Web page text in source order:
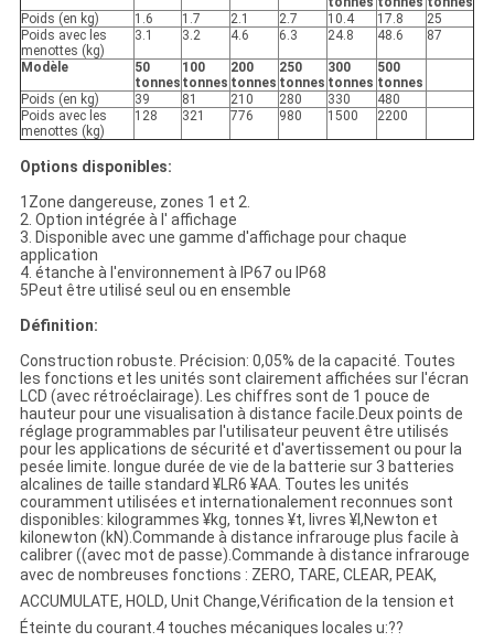
Poids (en kg)
1.6 1.7 2.1 2.7 10.4 17.8
25
Poids avec les
menottes (kg)
3.1 3.2 4.6 6.3 24.8 48.6 87
Modèle
50
tonnes
100
tonnes
200
tonnes
250
tonnes
300
tonnes
500
tonnes
Poids (en kg)
39 81 210 280 330
480
Poids avec les
menottes (kg)
128 321 776 980 1500 2200
Options disponibles:
1Zone dangereuse, zones 1 et 2.
2. Option intégrée à l' affichage
3. Disponible avec une gamme d'affichage pour chaque
application
4. étanche à l'environnement à IP67 ou IP68
5Peut être utilisé seul ou en ensemble
Définition:
Construction robuste. Précision: 0,05% de la capacité. Toutes
les fonctions et les unités sont clairement affichées sur l'écran
LCD (avec rétroéclairage). Les chiffres sont de 1 pouce de
hauteur pour une visualisation à distance facile.Deux points de
réglage programmables par l'utilisateur peuvent être utilisés
pour les applications de sécurité et d'avertissement ou pour la
pesée limite. longue durée de vie de la batterie sur 3 batteries
alcalines de taille standard ¥LR6 ¥AA. Toutes les unités
couramment utilisées et internationalement reconnues sont
disponibles: kilogrammes ¥kg, tonnes ¥t, livres ¥l,Newton et
kilonewton (kN).Commande à distance infrarouge plus facile à
calibrer ((avec mot de passe).Commande à distance infrarouge
avec de nombreuses fonctions : ZERO, TARE, CLEAR, PEAK,
ACCUMULATE, HOLD, Unit Change,Vérification de la tension et
Éteinte du courant.4 touches mécaniques locales u:??